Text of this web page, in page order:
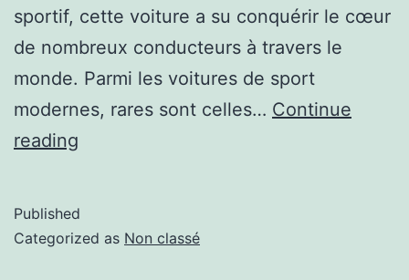
sportif, cette voiture a su conquérir le cœur
de nombreux conducteurs à travers le
monde. Parmi les voitures de sport
modernes, rares sont celles… Continue
reading
Published
Categorized as Non classé